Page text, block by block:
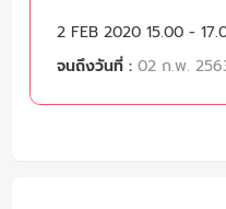
2 FEB 2020 15.00 -
จนถึงวันที่ : 02 ก.พ.